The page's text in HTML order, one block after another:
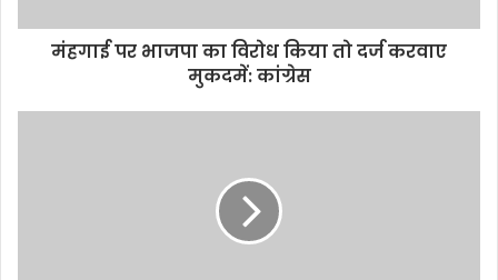
मंहगाई पर भाजपा का विरोध किया तो दर्ज करवाए
मुकदमें: कांग्रेस